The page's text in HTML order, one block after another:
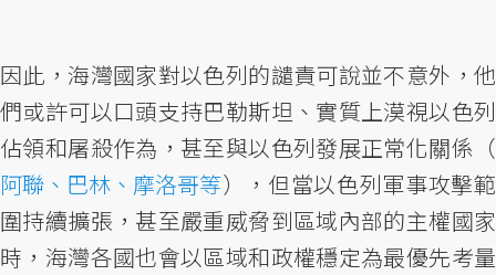
因此，海灣國家對以色列的譴責可說並不意外，他
們或許可以口頭支持巴勒斯坦、實質上漠視以色列
佔領和屠殺作為，甚至與以色列發展正常化關係（
阿聯、巴林、摩洛哥等），但當以色列軍事攻擊範
圍持續擴張，甚至嚴重威脅到區域內部的主權國家
時，海灣各國也會以區域和政權穩定為最優先考量